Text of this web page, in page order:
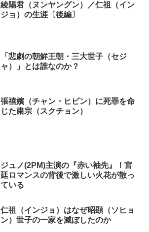
綾陽君（ヌンヤングン）／仁祖（イン
ジョ）の生涯〔後編〕
「悲劇の朝鮮王朝・三大世子（セジ
ャ）」とは誰なのか？
張禧嬪（チャン・ヒビン）に死罪を命
じた粛宗（スクチョン）
ジュノ(2PM)主演の『赤い袖先』！宮
廷ロマンスの背後で激しい火花が散っ
ている
仁祖（インジョ）はなぜ昭顕（ソヒョ
ン）世子の一家を滅ぼしたのか